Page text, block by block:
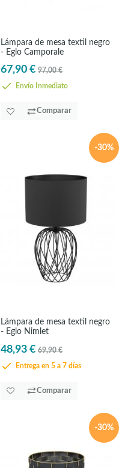
Lámpara de mesa textil negro
- Eglo Camporale
67,90 € 97,00 €
Envío Inmediato
Comparar
-30%
Lámpara de mesa textil negro
- Eglo Nimlet
48,93 € 69,90 €
Entrega en 5 a 7 días
Comparar
-30%